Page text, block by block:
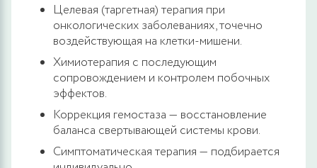
Целевая (таргетная) терапия при
онкологических заболеваниях, точечно
воздействующая на клетки-мишени.
Химиотерапия с последующим
сопровождением и контролем побочных
эффектов.
Коррекция гемостаза — восстановление
баланса свертывающей системы крови.
Симптоматическая терапия — подбирается